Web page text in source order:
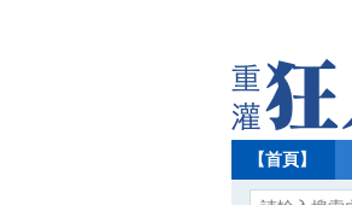
【首頁】